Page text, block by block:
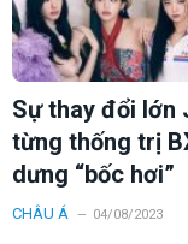
Sự thay đổi lớn
từng thống trị
dưng “bốc hơi”
CHÂU Á 04/08/2023